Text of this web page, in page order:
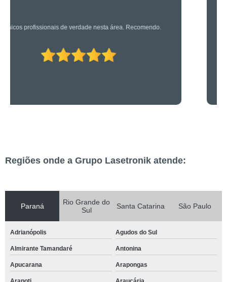
Os caras são bons mesmo! Profissionais de primeira!
Regiões onde a Grupo Lasetronik atende:
Paraná
Rio Grande do
Sul
Santa Catarina São Paulo
Adrianópolis Agudos do Sul
Almirante Tamandaré Antonina
Apucarana Arapongas